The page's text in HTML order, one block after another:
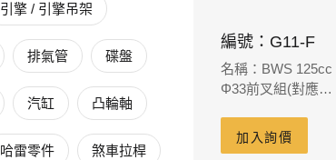
引擎 / 引擎吊架
排氣管 碟盤
汽缸 凸輪軸
哈雷零件 煞車拉桿
編號：G11-F
名稱：BWS 125cc
Φ33前叉組(對應原
220m/m)
加入詢價